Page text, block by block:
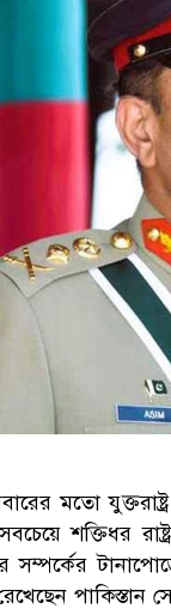
মতো
শক্তিধর
সম্পর্কের
পাকিস্তান